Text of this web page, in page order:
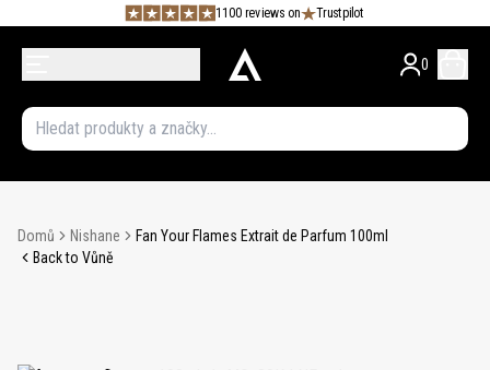
1100 reviews on Trustpilot
0
Domů Nishane
Fan Your Flames Extrait de Parfum 100ml
Back to Vůně